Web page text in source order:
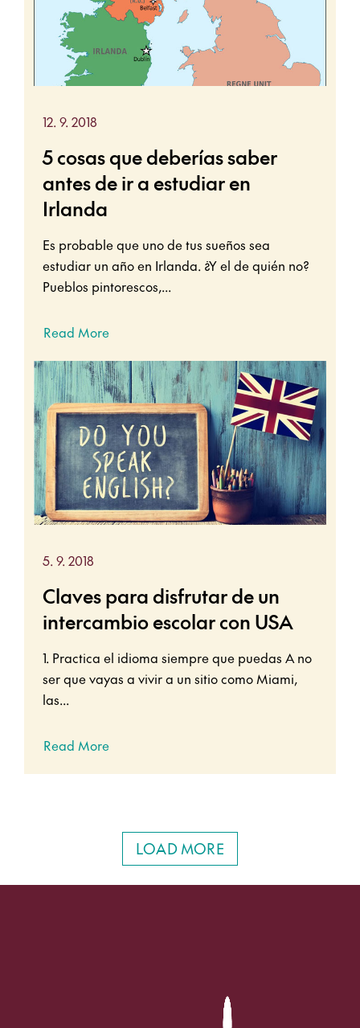
12. 9. 2018
5 cosas que deberías saber
antes de ir a estudiar en
Irlanda
Es probable que uno de tus sueños sea
estudiar un año en Irlanda. ¿Y el de quién no?
Pueblos pintorescos,...
Read More
5. 9. 2018
Claves para disfrutar de un
intercambio escolar con USA
1. Practica el idioma siempre que puedas A no
ser que vayas a vivir a un sitio como Miami,
las...
Read More
LOAD MORE